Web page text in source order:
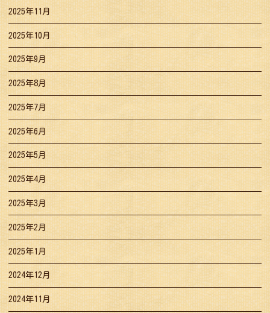
2025年11月
2025年10月
2025年9月
2025年8月
2025年7月
2025年6月
2025年5月
2025年4月
2025年3月
2025年2月
2025年1月
2024年12月
2024年11月